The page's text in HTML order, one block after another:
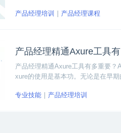
训。但是如果你没有脱产学习的条
产品经理培训 产品经理课程
产品经理精通Axure工具
产品经理精通Axure工具有多重要
xure的使用是基本功。无论是在早
专业技能
产品经理培训